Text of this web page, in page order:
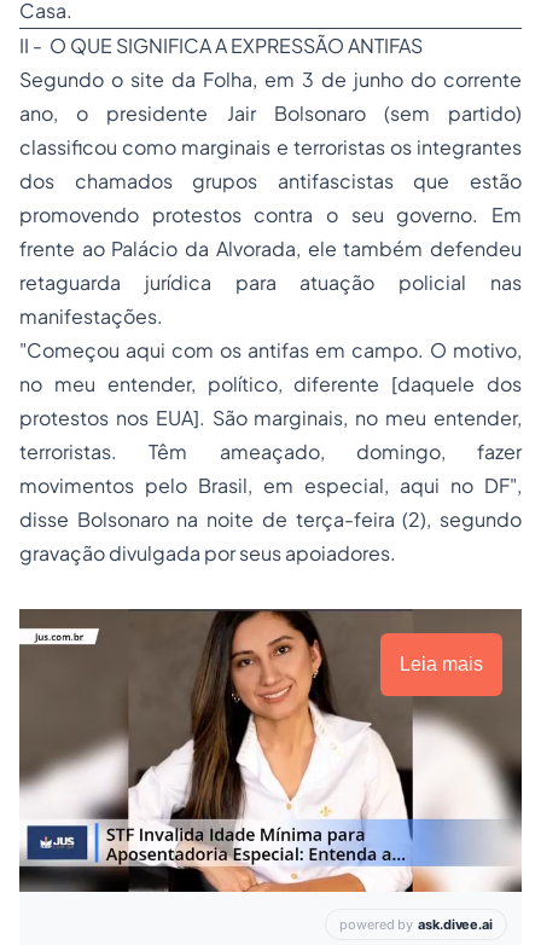
Casa.
II - O QUE SIGNIFICA A EXPRESSÃO ANTIFAS
Segundo o site da Folha, em 3 de junho do corrente
ano, o presidente Jair Bolsonaro (sem partido)
classificou como marginais e terroristas os integrantes
dos chamados grupos antifascistas que estão
promovendo protestos contra o seu governo. Em
frente ao Palácio da Alvorada, ele também defendeu
retaguarda jurídica para atuação policial nas
manifestações.
"Começou aqui com os antifas em campo. O motivo,
no meu entender, político, diferente [daquele dos
protestos nos EUA]. São marginais, no meu entender,
terroristas. Têm ameaçado, domingo, fazer
movimentos pelo Brasil, em especial, aqui no DF",
disse Bolsonaro na noite de terça-feira (2), segundo
gravação divulgada por seus apoiadores.
Leia mais